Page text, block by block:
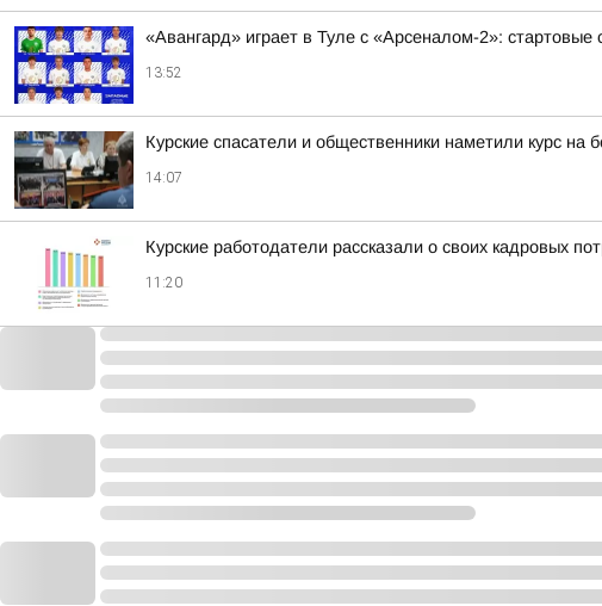
«Авангард» играет в Туле с «Арсеналом-2»: стартовые
13:52
Курские спасатели и общественники наметили курс на
14:07
Курские работодатели рассказали о своих кадровых
11:20